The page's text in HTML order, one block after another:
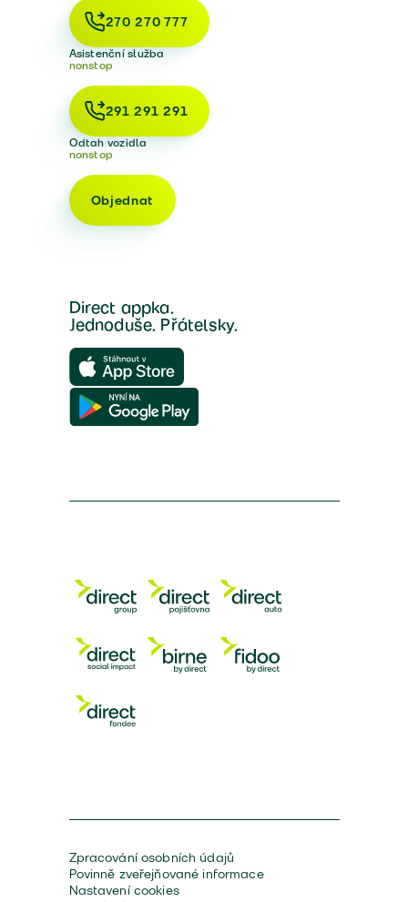
270 270 777
Asistenční služba
nonstop
291 291 291
Odtah vozidla
nonstop
Objednat
Direct appka.
Jednoduše. Přátelsky.
Zpracování osobních údajů
Povinně zveřejňované informace
Nastavení cookies